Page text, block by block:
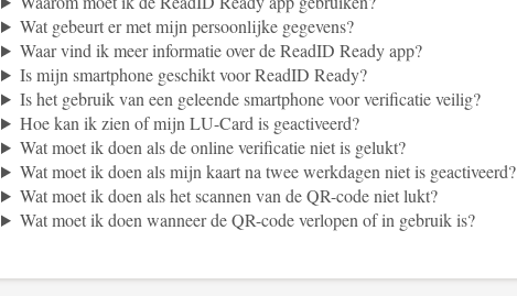
Wat gebeurt er met mijn persoonlijke gegevens?
Waar vind ik meer informatie over de ReadID Ready app?
Is mijn smartphone geschikt voor ReadID Ready?
Is het gebruik van een geleende smartphone voor verificatie veilig?
Hoe kan ik zien of mijn LU-Card is geactiveerd?
Wat moet ik doen als de online verificatie niet is gelukt?
Wat moet ik doen als mijn kaart na twee werkdagen niet is geactiveerd?
Wat moet ik doen als het scannen van de QR-code niet lukt?
Wat moet ik doen wanneer de QR-code verlopen of in gebruik is?